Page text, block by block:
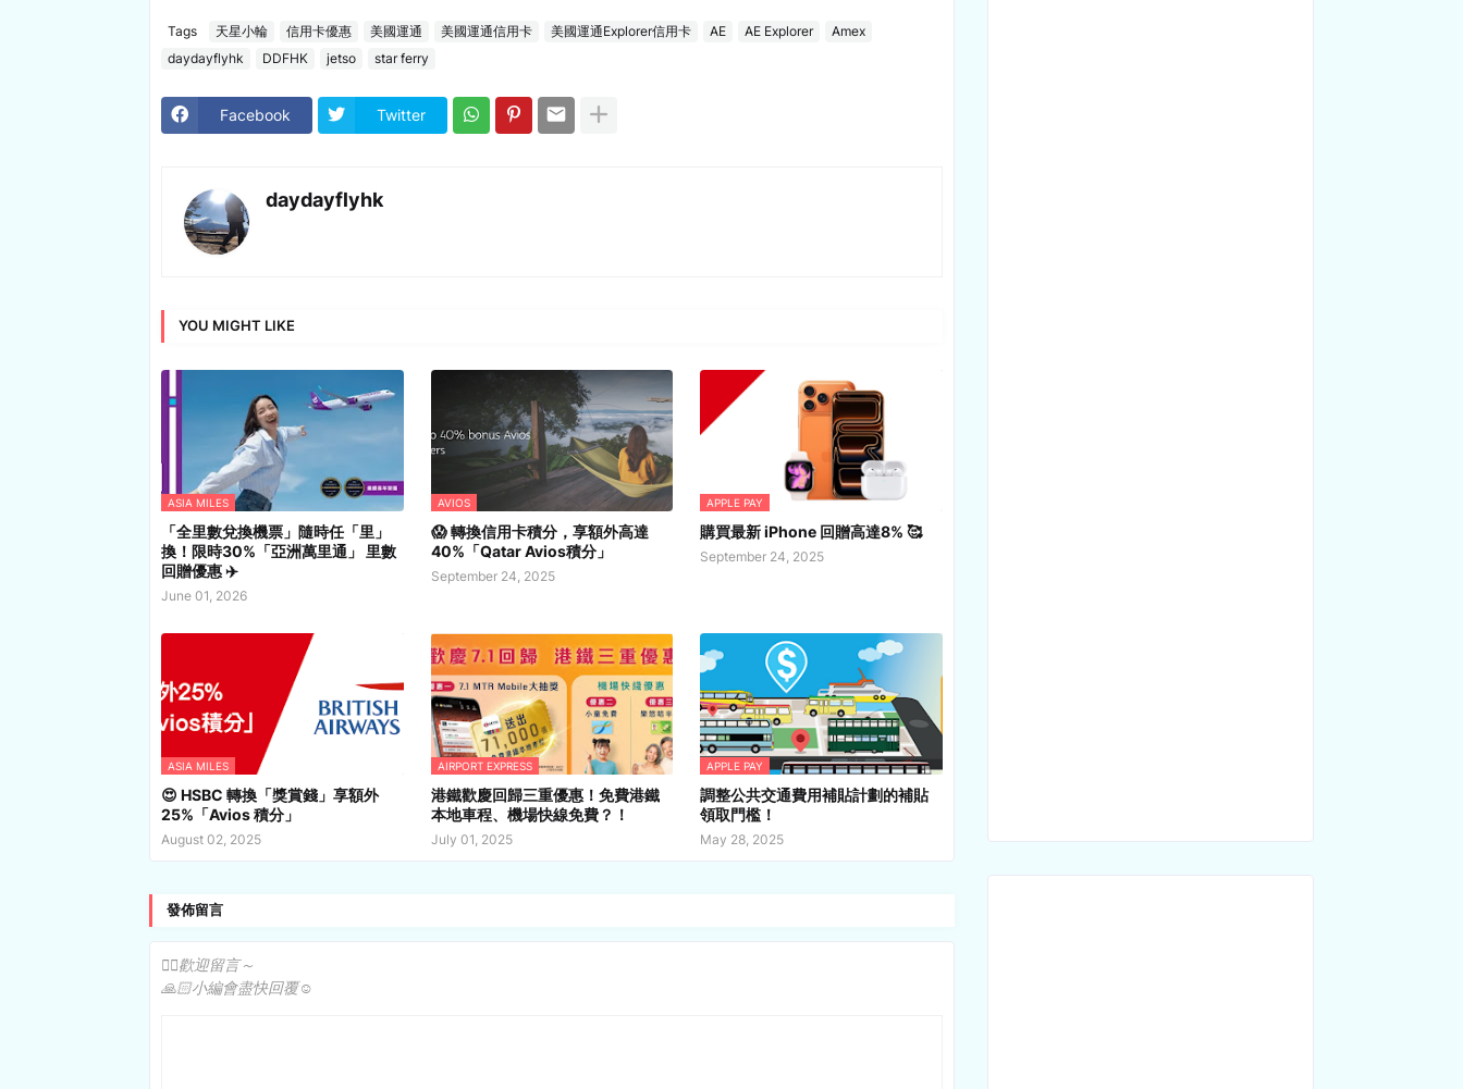
Tags 天星小輪 信用卡優惠 美國運通 美國運通信用卡 美國運通Explorer信用卡 AE AE Explorer
Amex
daydayflyhk
DDFHK jetso star ferry
Facebook Twitter
daydayflyhk
YOU MIGHT LIKE
ASIA MILES
「全里數兌換機票」隨時任「里」
換！限時30%「亞洲萬里通」 里數
回贈優惠 ✈️
June 01, 2026
AVIOS
😱 轉換信用卡積分，享額外高達
40%「Qatar Avios積分」
September 24, 2025
APPLE PAY
購買最新 iPhone 回贈高達8% 🥰
September 24, 2025
ASIA MILES
😍 HSBC 轉換「獎賞錢」享額外
25%「Avios 積分」
August 02, 2025
AIRPORT EXPRESS
港鐵歡慶回歸三重優惠！免費港鐵
本地車程、機場快線免費？！
July 01, 2025
APPLE PAY
調整公共交通費用補貼計劃的補貼
領取門檻！
May 28, 2025
發佈留言
✍🏻歡迎留言～
🙏🏻小編會盡快回覆☺️